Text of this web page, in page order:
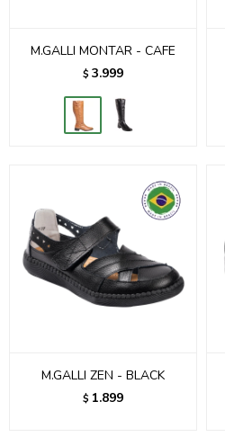
M.GALLI MONTAR - CAFE
$ 3.999
M.GALLI ZEN - BLACK
$ 1.899